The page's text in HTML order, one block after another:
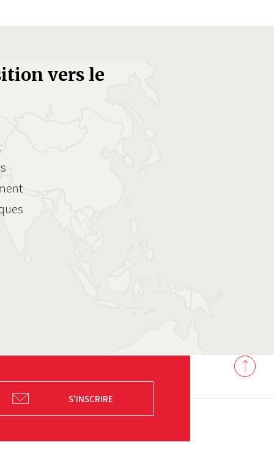
vers le
S'INSCRIRE
Back
to
top